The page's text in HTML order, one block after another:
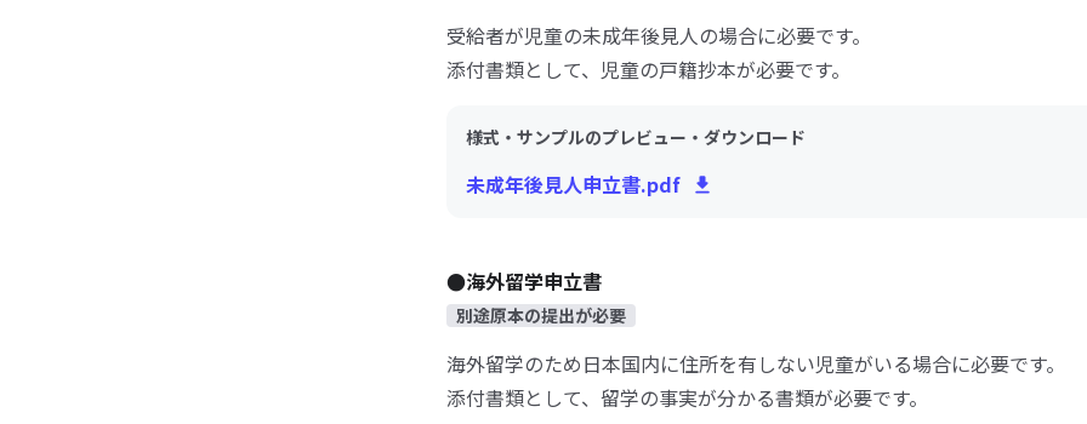
受給者が児童の未成年後見人の場合に必要です。
添付書類として、児童の戸籍抄本が必要です。
様式・サンプルのプレビュー・ダウンロード
未成年後見人申立書.pdf
●海外留学申立書
別途原本の提出が必要
海外留学のため日本国内に住所を有しない児童がいる場合に必要です。
添付書類として、留学の事実が分かる書類が必要です。